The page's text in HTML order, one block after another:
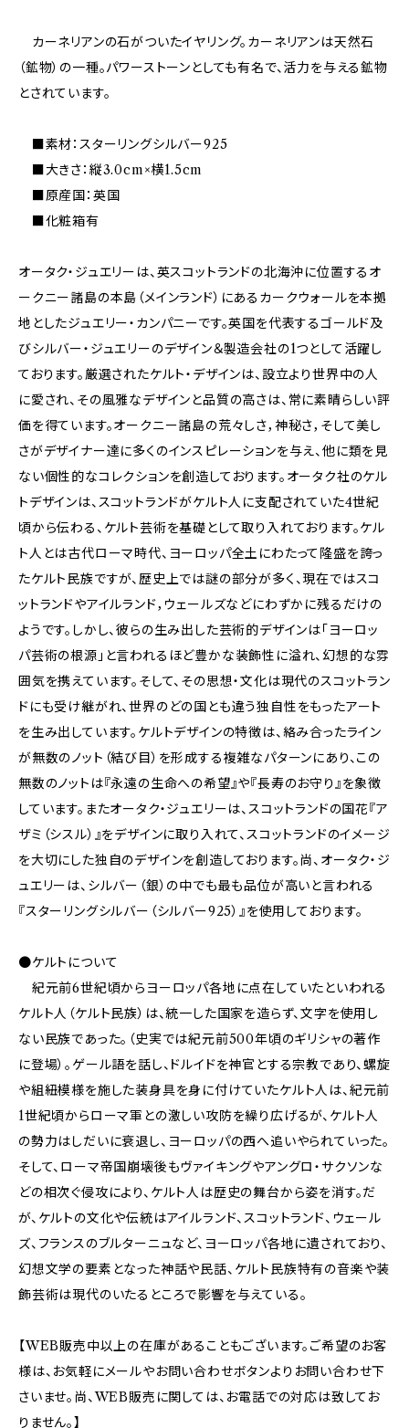
カーネリアンの石がついたイヤリング。カーネリアンは天然石
（鉱物）の一種。パワーストーンとしても有名で、活力を与える鉱物
とされています。
■素材：スターリングシルバー925
■大きさ：縦3.0cm×横1.5cm
■原産国：英国
■化粧箱有
オータク・ジュエリーは、英スコットランドの北海沖に位置するオ
ークニー諸島の本島（メインランド）にあるカークウォールを本拠
地としたジュエリー・カンパニーです。英国を代表するゴールド及
びシルバー・ジュエリーのデザイン＆製造会社の1つとして活躍し
ております。厳選されたケルト・デザインは、設立より世界中の人
に愛され、その風雅なデザインと品質の高さは、常に素晴らしい評
価を得ています。オークニー諸島の荒々しさ，神秘さ，そして美し
さがデザイナー達に多くのインスピレーションを与え、他に類を見
ない個性的なコレクションを創造しております。オータク社のケル
トデザインは、スコットランドがケルト人に支配されていた4世紀
頃から伝わる、ケルト芸術を基礎として取り入れております。ケル
ト人とは古代ローマ時代、ヨーロッパ全土にわたって隆盛を誇っ
たケルト民族ですが、歴史上では謎の部分が多く、現在ではスコ
ットランドやアイルランド，ウェールズなどにわずかに残るだけの
ようです。しかし、彼らの生み出した芸術的デザインは「ヨーロッ
パ芸術の根源」と言われるほど豊かな装飾性に溢れ、幻想的な雰
囲気を携えています。そして、その思想・文化は現代のスコットラン
ドにも受け継がれ、世界のどの国とも違う独自性をもったアート
を生み出しています。ケルトデザインの特徴は、絡み合ったライン
が無数のノット（結び目）を形成する複雑なパターンにあり、この
無数のノットは『永遠の生命への希望』や『長寿のお守り』を象徴
しています。またオータク・ジュエリーは、スコットランドの国花『ア
ザミ（シスル）』をデザインに取り入れて、スコットランドのイメージ
を大切にした独自のデザインを創造しております。尚、オータク・ジ
ュエリーは、シルバー（銀）の中でも最も品位が高いと言われる
『スターリングシルバー（シルバー925）』を使用しております。
●ケルトについて
紀元前6世紀頃からヨーロッパ各地に点在していたといわれる
ケルト人（ケルト民族）は、統一した国家を造らず、文字を使用し
ない民族であった。（史実では紀元前500年頃のギリシャの著作
に登場）。ゲール語を話し、ドルイドを神官とする宗教であり、螺旋
や組紐模様を施した装身具を身に付けていたケルト人は、紀元前
1世紀頃からローマ軍との激しい攻防を繰り広げるが、ケルト人
の勢力はしだいに衰退し、ヨーロッパの西へ追いやられていった。
そして、ローマ帝国崩壊後もヴァイキングやアングロ・サクソンな
どの相次ぐ侵攻により、ケルト人は歴史の舞台から姿を消す。だ
が、ケルトの文化や伝統はアイルランド、スコットランド、ウェール
ズ、フランスのブルターニュなど、ヨーロッパ各地に遺されており、
幻想文学の要素となった神話や民話、ケルト民族特有の音楽や装
飾芸術は現代のいたるところで影響を与えている。
【WEB販売中以上の在庫があることもございます。ご希望のお客
様は、お気軽にメールやお問い合わせボタンよりお問い合わせ下
さいませ。尚、WEB販売に関しては、お電話での対応は致してお
りません。】